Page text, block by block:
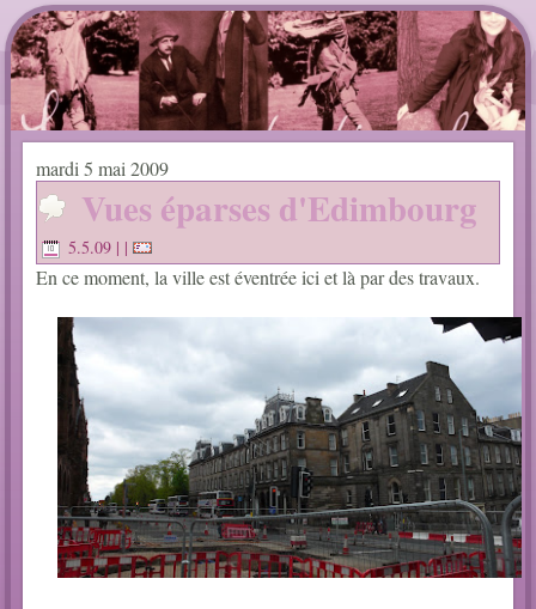
mardi 5 mai 2009
Vues éparses d'Edimbourg
5.5.09 | |
En ce moment, la ville est éventrée ici et là par des travaux.